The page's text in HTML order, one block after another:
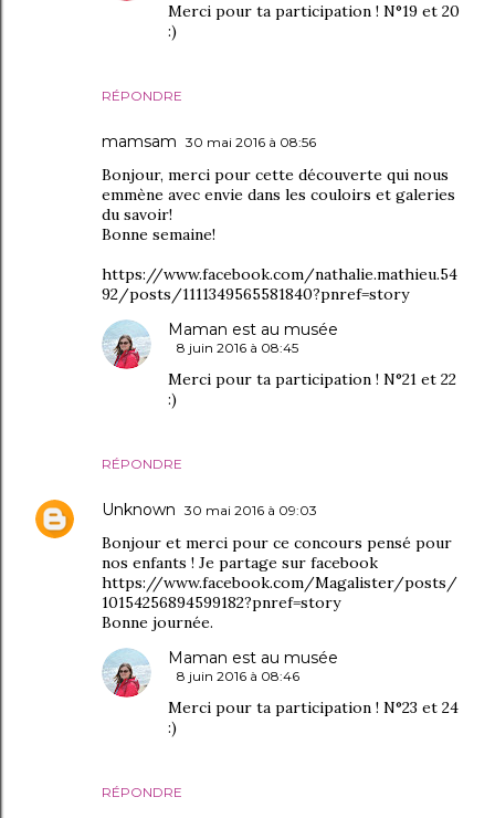
RÉPONDRE
Merci pour ta participation ! N°19 et 20
:)
mamsam 30 mai 2016 à 08:56
Bonjour, merci pour cette découverte qui nous
emmène avec envie dans les couloirs et galeries
du savoir!
Bonne semaine!
https://www.facebook.com/nathalie.mathieu.54
92/posts/1111349565581840?pnref=story
RÉPONDRE
Maman est au musée
8 juin 2016 à 08:45
Merci pour ta participation ! N°21 et 22
:)
Unknown 30 mai 2016 à 09:03
Bonjour et merci pour ce concours pensé pour
nos enfants ! Je partage sur facebook
https://www.facebook.com/Magalister/posts/
10154256894599182?pnref=story
Bonne journée.
RÉPONDRE
Maman est au musée
8 juin 2016 à 08:46
Merci pour ta participation ! N°23 et 24
:)